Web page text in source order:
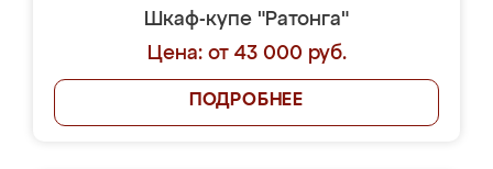
Шкаф-купе "Ратонга"
Цена: от 43 000 руб.
ПОДРОБНЕЕ